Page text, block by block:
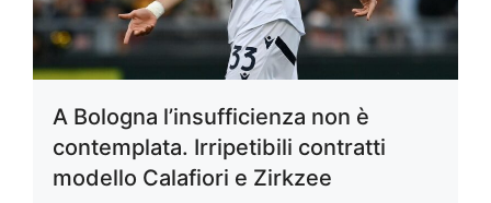
A Bologna l’insufficienza non è
contemplata. Irripetibili contratti
modello Calafiori e Zirkzee